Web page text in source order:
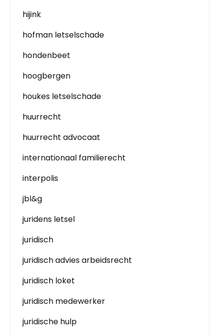
hijink
hofman letselschade
hondenbeet
hoogbergen
houkes letselschade
huurrecht
huurrecht advocaat
internationaal familierecht
interpolis
jbl&g
juridens letsel
juridisch
juridisch advies arbeidsrecht
juridisch loket
juridisch medewerker
juridische hulp